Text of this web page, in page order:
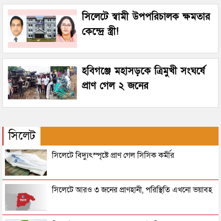
সিলেটে স্বামী উপপরিচালক ক্ষমতার
কেন্দ্রে স্ত্রী!
হবিগঞ্জে মহাসড়কে ত্রিমুখী সংঘর্ষে
প্রাণ গেল ২ জনের
সিলেট
সিলেটে বিদ্যুৎস্পৃষ্টে প্রাণ গেল সিসিক কর্মীর
সিলেটে আরও ৩ জনের প্রাণহানী, পরিস্থিতি এখনো ভয়াবহ